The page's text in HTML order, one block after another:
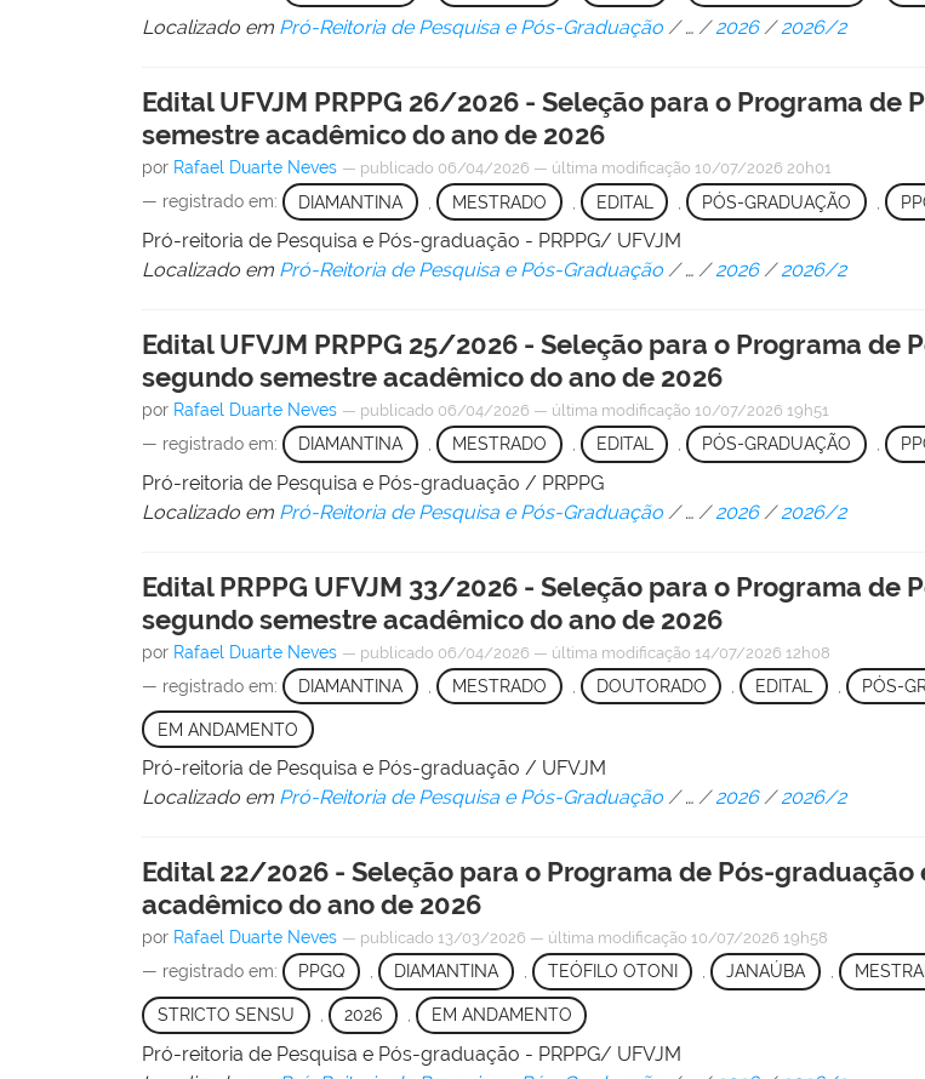
Localizado em Pró-Reitoria de Pesquisa e Pós-Graduação /…/2026 /2026/2
Edital UFVJM PRPPG 26/2026 - Seleção para o Programa
semestre acadêmico do ano de 2026
por Rafael Duarte Neves — publicado 06/04/2026 — última modificação 10/07/2026 20h01
— registrado em: DIAMANTINA MESTRADO EDITAL , PÓS-GRADUAÇÃO ,
Pró-reitoria de Pesquisa e Pós-graduação - PRPPG/ UFVJM
Localizado em Pró-Reitoria de Pesquisa e Pós-Graduação /…/2026 /2026/2
Edital UFVJM PRPPG 25/2026 - Seleção para o Programa
segundo semestre acadêmico do ano de 2026
por Rafael Duarte Neves — publicado 06/04/2026 — última modificação 10/07/2026 19h51
— registrado em: DIAMANTINA , MESTRADO , EDITAL , PÓS-GRADUAÇÃO ,
Pró-reitoria de Pesquisa e Pós-graduação / PRPPG
Localizado em Pró-Reitoria de Pesquisa e Pós-Graduação /… /2026 /2026/2
Edital PRPPG UFVJM 33/2026 - Seleção para o Programa
segundo semestre acadêmico do ano de 2026
por Rafael Duarte Neves — publicado 06/04/2026 — última modificação 14/07/2026 12h08
— registrado em: DIAMANTINA MESTRADO DOUTORADO , EDITAL , PÓS-
EM ANDAMENTO
Pró-reitoria de Pesquisa e Pós-graduação / UFVJM
Localizado em Pró-Reitoria de Pesquisa e Pós-Graduação /…/2026 /2026/2
Edital 22/2026 - Seleção para o Programa de Pós-
acadêmico do ano de 2026
por Rafael Duarte Neves — publicado 13/03/2026 — última modificação 10/07/2026 19h58
— registrado em: PPGQ , DIAMANTINA , TEÓFILO OTONI , JANAÚBA ,
STRICTO SENSU 2026 EM ANDAMENTO
Pró-reitoria de Pesquisa e Pós-graduação - PRPPG/ UFVJM